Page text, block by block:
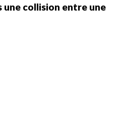
collision entre une